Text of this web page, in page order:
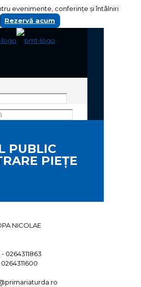
evenimente, conferințe și întâlniri
Rezervă acum
PUBLIC
PIEŢE
NICOLAE
- 0264311863